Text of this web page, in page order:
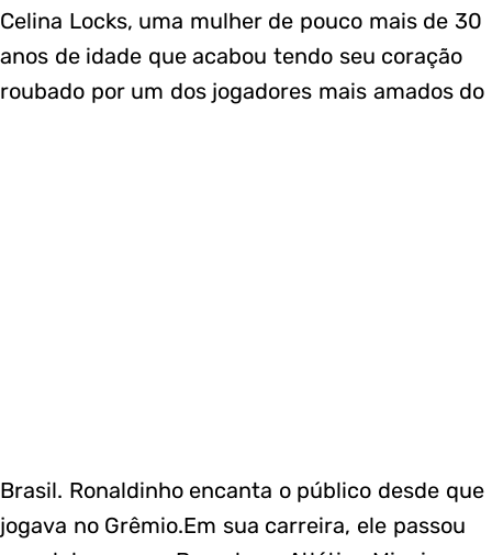
Celina Locks, uma mulher de pouco mais de 30
anos de idade que acabou tendo seu coração
roubado por um dos jogadores mais amados do
Brasil. Ronaldinho encanta o público desde que
jogava no Grêmio.Em sua carreira, ele passou